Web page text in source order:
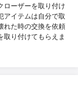
ローザーを取り付け
アイテムは自分で取
れた時の交換を依頼
取り付けてもらえま